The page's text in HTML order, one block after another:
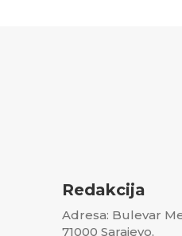
Redakcija
Adresa: Bulevar
71000 Sarajevo,